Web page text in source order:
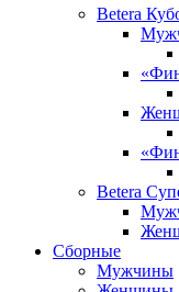
Betera
Betera
Сборные
Мужчины